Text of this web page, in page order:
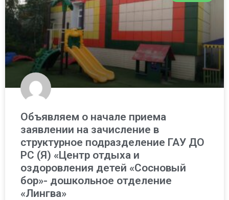
Объявляем о начале приема
заявлении на зачисление в
структурное подразделение ГАУ ДО
РС (Я) «Центр отдыха и
оздоровления детей «Сосновый
бор»- дошкольное отделение
«Лингва»